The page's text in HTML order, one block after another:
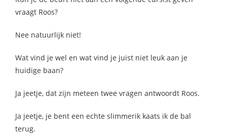
vraagt Roos?
Nee natuurlijk niet!
Wat vind je wel en wat vind je juist niet leuk aan je
huidige baan?
Ja jeetje, dat zijn meteen twee vragen antwoordt Roos.
Ja jeetje, je bent een echte slimmerik kaats ik de bal
terug.